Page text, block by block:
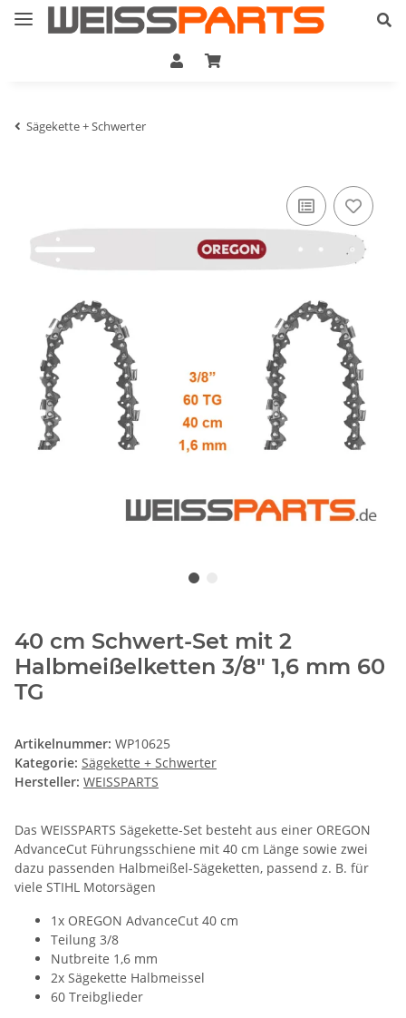
Sägekette + Schwerter
40 cm Schwert-Set mit 2
Halbmeißelketten 3/8" 1,6 mm 60
TG
Artikelnummer: WP10625
Kategorie: Sägekette + Schwerter
Hersteller: WEISSPARTS
Das WEISSPARTS Sägekette-Set besteht aus einer OREGON
AdvanceCut Führungsschiene mit 40 cm Länge sowie zwei
dazu passenden Halbmeißel-Sägeketten, passend z. B. für
viele STIHL Motorsägen
1x OREGON AdvanceCut 40 cm
Teilung 3/8
Nutbreite 1,6 mm
2x Sägekette Halbmeissel
60 Treibglieder